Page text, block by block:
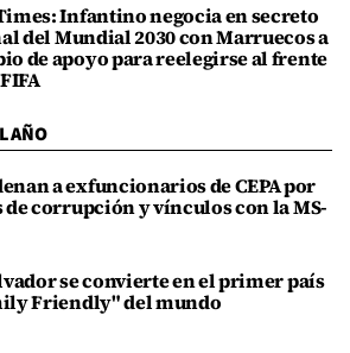
Infantino negocia en secreto
del Mundial 2030 con Marruecos a
de apoyo para reelegirse al frente
AÑO
a exfuncionarios de CEPA por
de corrupción y vínculos con la MS-
se convierte en el primer país
Friendly" del mundo